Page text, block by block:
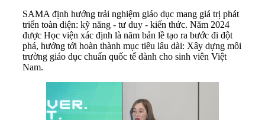
SAMA định hướng trải nghiệm giáo dục mang giá trị phát
triển toàn diện: kỹ năng - tư duy - kiến thức. Năm 2024
được Học viện xác định là năm bản lề tạo ra bước đi đột
phá, hướng tới hoàn thành mục tiêu lâu dài: Xây dựng môi
trường giáo dục chuẩn quốc tế dành cho sinh viên Việt
Nam.